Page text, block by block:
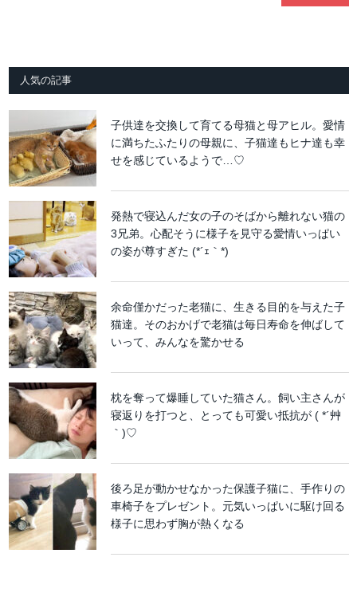
人気の記事
子供達を交換して育てる母猫と母アヒル。愛情
に満ちたふたりの母親に、子猫達もヒナ達も幸
せを感じているようで…♡
発熱で寝込んだ女の子のそばから離れない猫の
3兄弟。心配そうに様子を見守る愛情いっぱい
の姿が尊すぎた (*´ｪ｀*)
余命僅かだった老猫に、生きる目的を与えた子
猫達。そのおかげで老猫は毎日寿命を伸ばして
いって、みんなを驚かせる
枕を奪って爆睡していた猫さん。飼い主さんが
寝返りを打つと、とっても可愛い抵抗が ( *´艸
｀)♡
後ろ足が動かせなかった保護子猫に、手作りの
車椅子をプレゼント。元気いっぱいに駆け回る
様子に思わず胸が熱くなる